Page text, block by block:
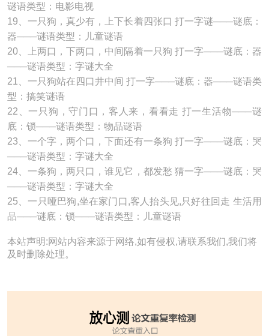
谜语类型：电影电视
19、一只狗，真少有，上下长着四张口 打一字谜───谜底：
器───谜语类型：儿童谜语
20、上两口，下两口，中间隔着一只狗 打一字───谜底：器
───谜语类型：字谜大全
21、一只狗站在四口井中间 打一字───谜底：器───谜语类
型：搞笑谜语
22、一只狗，守门口，客人来，看看走 打一生活物───谜
底：锁───谜语类型：物品谜语
23、一个字，两个口，下面还有一条狗 打一字───谜底：哭
───谜语类型：字谜大全
24、一条狗，两只口，谁见它，都发愁 猜一字───谜底：哭
───谜语类型：字谜大全
25、一只哑巴狗,坐在家门口,客人抬头见,只好往回走 生活用
品───谜底：锁───谜语类型：儿童谜语
本站声明:网站内容来源于网络,如有侵权,请联系我们,我们将
及时删除处理。